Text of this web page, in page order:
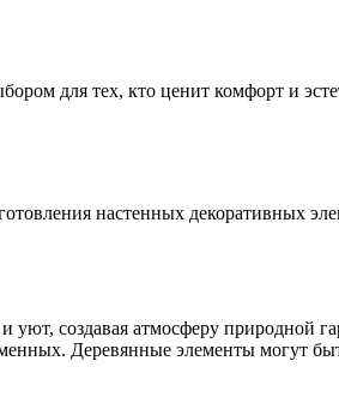
для тех, кто ценит комфорт и
настенных декоративных
уют, создавая атмосферу природной
Деревянные элементы могут